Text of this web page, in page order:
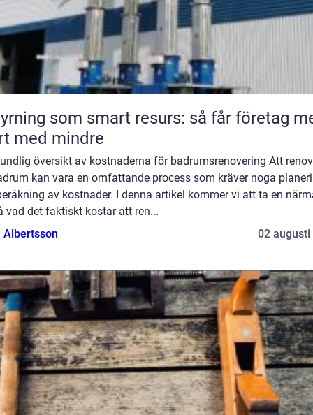
som smart resurs: så får företag
med mindre
översikt av kostnaderna för badrumsrenovering Att
kan vara en omfattande process som kräver noga
av kostnader. I denna artikel kommer vi att ta en
vad det faktiskt kostar att ren...
Albertsson
02 augusti